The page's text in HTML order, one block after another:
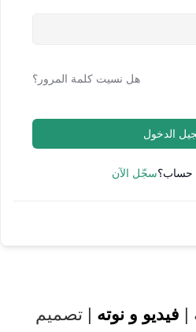
هل نسيت كلمة المرور؟
الدخول
حساب؟سجّل الآن
| فيديو و نوته | تصميم